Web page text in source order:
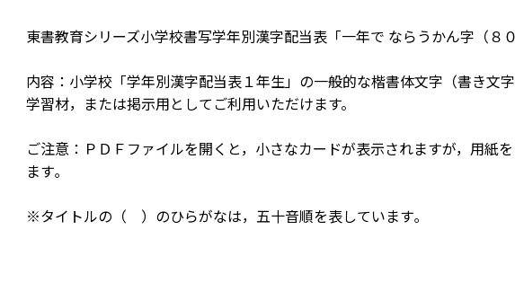
東書教育シリーズ小学校書写学年別漢字配当表「一年で ならうかん字（８
内容：小学校「学年別漢字配当表１年生」の一般的な楷書体文字（書き文
学習材，または掲示用としてご利用いただけます。
ご注意：ＰＤＦファイルを開くと，小さなカードが表示されますが，用紙
ます｡
※タイトルの（ ）のひらがなは，五十音順を表しています｡